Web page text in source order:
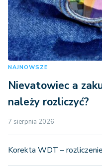
NAJNOWSZE
Nievatowiec a
należy rozliczyć?
7 sierpnia 2026
Korekta WDT –